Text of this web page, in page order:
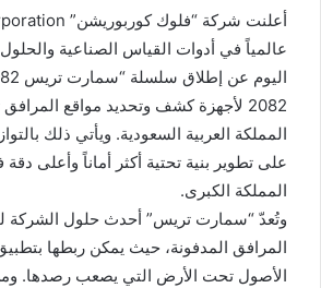
عالمياً في أدوات القياس الصناعية والحلول
2082 لأجهزة كشف وتحديد مواقع
المملكة العربية السعودية. ويأتي ذلك
على تطوير بنية تحتية أكثر أماناً وأعلى
المملكة الكبرى.
وتُعدّ “سمارت تريس” أحدث حلول الشركة
الأصول تحت الأرض التي يصعب رصدها.